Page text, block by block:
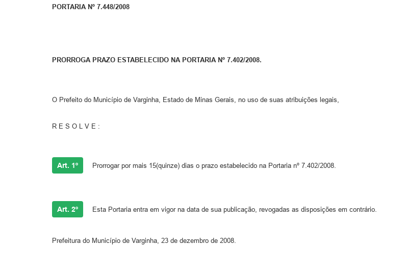
PORTARIA Nº 7.448/2008
PRORROGA PRAZO ESTABELECIDO NA PORTARIA Nº 7.402/2008.
O Prefeito do Município de Varginha, Estado de Minas Gerais, no uso de suas atribuições legais,
R E S O L V E :
Art. 1º Prorrogar por mais 15(quinze) dias o prazo estabelecido na Portaria nº 7.402/2008.
Art. 2º Esta Portaria entra em vigor na data de sua publicação, revogadas as disposições em contrário.
Prefeitura do Município de Varginha, 23 de dezembro de 2008.